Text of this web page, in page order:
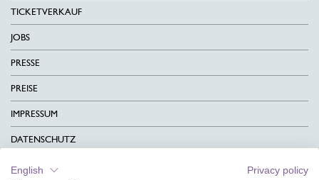
TICKETVERKAUF
JOBS
PRESSE
PREISE
IMPRESSUM
DATENSCHUTZ
KONTAKT
English
Privacy policy